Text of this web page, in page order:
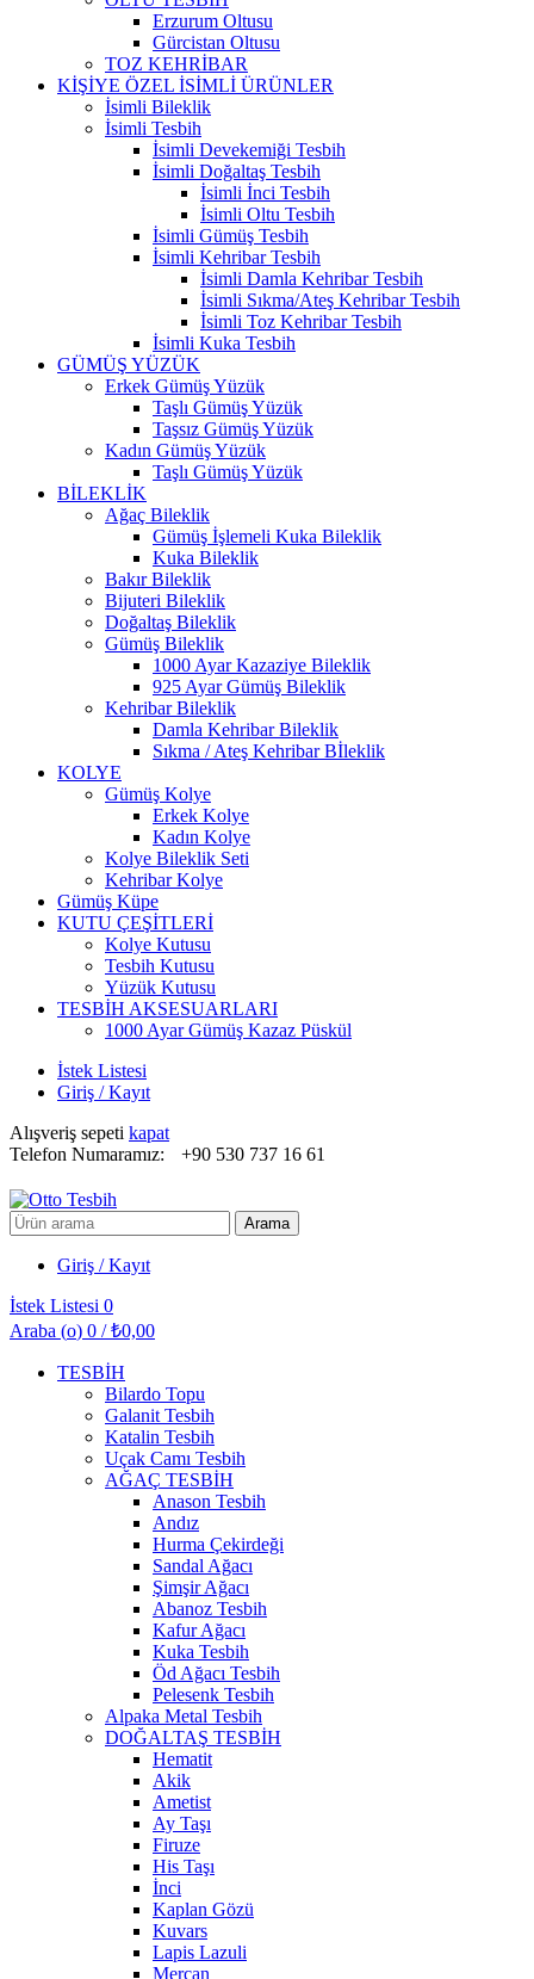
Erzurum Oltusu
Gürcistan Oltusu
TOZ KEHRİBAR
KİŞİYE ÖZEL İSİMLİ ÜRÜNLER
İsimli Bileklik
İsimli Tesbih
İsimli Devekemiği Tesbih
İsimli Doğaltaş Tesbih
İsimli İnci Tesbih
İsimli Oltu Tesbih
İsimli Gümüş Tesbih
İsimli Kehribar Tesbih
İsimli Damla Kehribar Tesbih
İsimli Sıkma/Ateş Kehribar Tesbih
İsimli Toz Kehribar Tesbih
İsimli Kuka Tesbih
GÜMÜŞ YÜZÜK
Erkek Gümüş Yüzük
Taşlı Gümüş Yüzük
Taşsız Gümüş Yüzük
Kadın Gümüş Yüzük
Taşlı Gümüş Yüzük
BİLEKLİK
Ağaç Bileklik
Gümüş İşlemeli Kuka Bileklik
Kuka Bileklik
Bakır Bileklik
Bijuteri Bileklik
Doğaltaş Bileklik
Gümüş Bileklik
1000 Ayar Kazaziye Bileklik
925 Ayar Gümüş Bileklik
Kehribar Bileklik
Damla Kehribar Bileklik
Sıkma / Ateş Kehribar Bİleklik
KOLYE
Gümüş Kolye
Erkek Kolye
Kadın Kolye
Kolye Bileklik Seti
Kehribar Kolye
Gümüş Küpe
KUTU ÇEŞİTLERİ
Kolye Kutusu
Tesbih Kutusu
Yüzük Kutusu
TESBİH AKSESUARLARI
1000 Ayar Gümüş Kazaz Püskül
İstek Listesi
Giriş / Kayıt
Alışveriş sepeti kapat
Telefon Numaramız:
+90 530 737 16 61
Arayın: Arama
Giriş / Kayıt
İstek Listesi 0
Araba (o) 0 / ₺0,00
TESBİH
Bilardo Topu
Galanit Tesbih
Katalin Tesbih
Uçak Camı Tesbih
AĞAÇ TESBİH
Anason Tesbih
Andız
Hurma Çekirdeği
Sandal Ağacı
Şimşir Ağacı
Abanoz Tesbih
Kafur Ağacı
Kuka Tesbih
Öd Ağacı Tesbih
Pelesenk Tesbih
Alpaka Metal Tesbih
DOĞALTAŞ TESBİH
Hematit
Akik
Ametist
Ay Taşı
Firuze
His Taşı
İnci
Kaplan Gözü
Kuvars
Lapis Lazuli
Mercan